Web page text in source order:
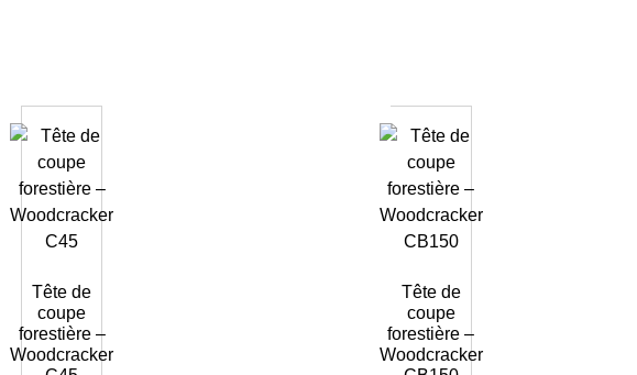
Tête de
coupe
forestière –
Woodcracker
Tête de
coupe
forestière –
Woodcracker